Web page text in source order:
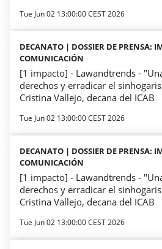
Tue Jun 02 13:00:00 CEST 2026
DECANATO | DOSSIER DE PRENSA:
COMUNICACIÓN
[1 impacto] - Lawandtrends -
derechos y erradicar el
Cristina Vallejo, decana del ICAB
Tue Jun 02 13:00:00 CEST 2026
DECANATO | DOSSIER DE PRENSA:
COMUNICACIÓN
[1 impacto] - Lawandtrends -
derechos y erradicar el
Cristina Vallejo, decana del ICAB
Tue Jun 02 13:00:00 CEST 2026